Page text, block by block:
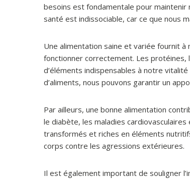
besoins est fondamentale pour
santé est indissociable, car ce que nous
Une alimentation saine et variée fournit
fonctionner correctement. Les protéines,
d’éléments indispensables à notre
d’aliments, nous pouvons garantir un
Par ailleurs, une bonne alimentation
le diabète, les maladies
transformés et riches en éléments
corps contre les agressions extérieures.
Il est également important de souligner